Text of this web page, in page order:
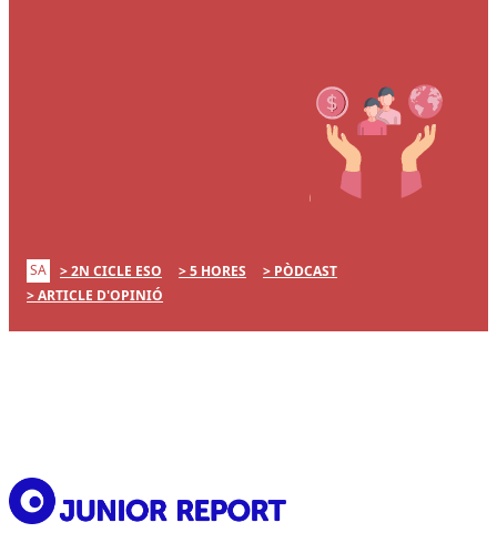
SA 2N CICLE ESO 5 HORES
PÒDCAST
ARTICLE D'OPINIÓ